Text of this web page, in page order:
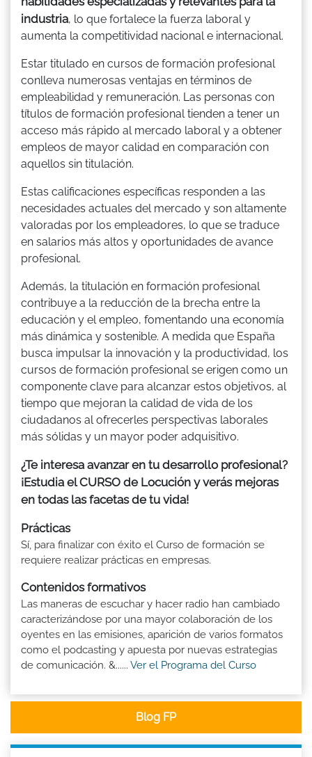
industria, lo que fortalece la fuerza laboral y
aumenta la competitividad nacional e internacional.
Estar titulado en cursos de formación profesional
conlleva numerosas ventajas en términos de
empleabilidad y remuneración. Las personas con
títulos de formación profesional tienden a tener un
acceso más rápido al mercado laboral y a obtener
empleos de mayor calidad en comparación con
aquellos sin titulación.
Estas calificaciones específicas responden a las
necesidades actuales del mercado y son altamente
valoradas por los empleadores, lo que se traduce
en salarios más altos y oportunidades de avance
profesional.
Además, la titulación en formación profesional
contribuye a la reducción de la brecha entre la
educación y el empleo, fomentando una economía
más dinámica y sostenible. A medida que España
busca impulsar la innovación y la productividad, los
cursos de formación profesional se erigen como un
componente clave para alcanzar estos objetivos, al
tiempo que mejoran la calidad de vida de los
ciudadanos al ofrecerles perspectivas laborales
más sólidas y un mayor poder adquisitivo.
¿Te interesa avanzar en tu desarrollo profesional?
¡Estudia el CURSO de Locución y verás mejoras
en todas las facetas de tu vida!
Prácticas
Sí, para finalizar con éxito el Curso de formación se
requiere realizar prácticas en empresas.
Contenidos formativos
Las maneras de escuchar y hacer radio han cambiado
caracterizándose por una mayor colaboración de los
oyentes en las emisiones, aparición de varios formatos
como el podcasting y apuesta por nuevas estrategias
de comunicación. &...... Ver el Programa del Curso
Blog FP